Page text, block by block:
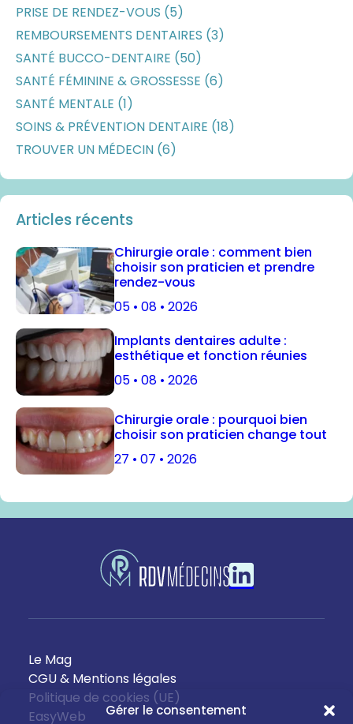
Gérer le consentement
PRISE DE RENDEZ-VOUS (5)
REMBOURSEMENTS DENTAIRES (3)
SANTÉ BUCCO-DENTAIRE (50)
SANTÉ FÉMININE & GROSSESSE (6)
SANTÉ MENTALE (1)
SOINS & PRÉVENTION DENTAIRE (18)
TROUVER UN MÉDECIN (6)
Articles récents
Chirurgie orale : comment bien
choisir son praticien et prendre
rendez-vous
05 • 08 • 2026
Implants dentaires adulte :
esthétique et fonction réunies
05 • 08 • 2026
Chirurgie orale : pourquoi bien
choisir son praticien change tout
27 • 07 • 2026
Le Mag
CGU & Mentions légales
Politique de cookies (UE)
EasyWeb